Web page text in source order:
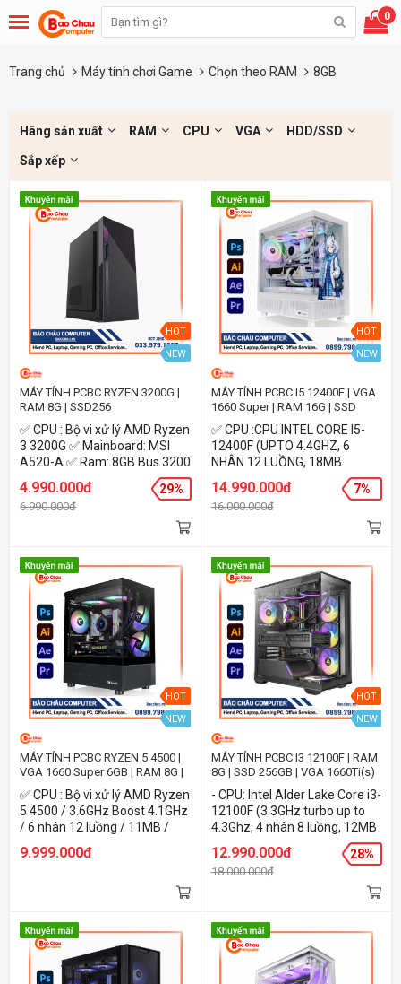
0
Trang chủ Máy tính chơi Game Chọn theo RAM 8GB
Hãng sản xuất RAM CPU VGA HDD/SSD
Sắp xếp
HOT
NEW
MÁY TÍNH PCBC RYZEN 3200G |
RAM 8G | SSD256
✅ CPU : Bộ vi xử lý AMD Ryzen
3 3200G ✅ Mainboard: MSI
A520-A ✅ Ram: 8GB Bus 3200
4.990.000đ
6.990.000đ
29%
HOT
NEW
MÁY TÍNH PCBC I5 12400F | VGA
1660 Super | RAM 16G | SSD
✅ CPU :CPU INTEL CORE I5-
12400F (UPTO 4.4GHZ, 6
NHÂN 12 LUỒNG, 18MB
CACHE, 65W) - SOCKET INTEL
LGA 1700) ✅
Mainboard:Asrock B660M-RS
GB Bus 3200 ✅ SSD: 256 GB
14.990.000đ
16.000.000đ
7%
HOT
NEW
MÁY TÍNH PCBC RYZEN 5 4500 |
VGA 1660 Super 6GB | RAM 8G |
SSD 256G
✅ CPU : Bộ vi xử lý AMD Ryzen
5 4500 / 3.6GHz Boost 4.1GHz
/ 6 nhân 12 luồng / 11MB /
Prime A520m-K ✅ Card màn
✅ Ram: 8GB Bus 3200 ✅ SSD:
9.999.000đ
HOT
NEW
MÁY TÍNH PCBC I3 12100F | RAM
8G | SSD 256GB | VGA 1660Ti(s)
- CPU: Intel Alder Lake Core i3-
12100F (3.3GHz turbo up to
4.3Ghz, 4 nhân 8 luồng, 12MB
Cache - RAM/ SSD: 8GB/
256Gb PCIe NVMe - VGA:
GTX1660Ti 6GB - OS: Dos -
Lưu ý: Phần cứng có thể thay
12.990.000đ
18.000.000đ
28%